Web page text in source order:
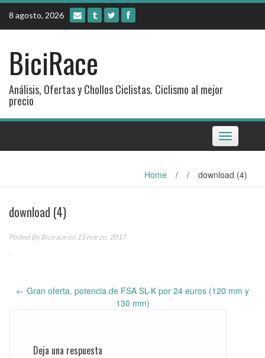
Skip
content
8 agosto, 2026
BiciRace
Análisis, Ofertas y Chollos Ciclistas. Ciclismo al mejor
precio
Toggle
navigation
Home / / download (4)
download (4)
Posted ByBiciraceon 15 marzo, 2017
navigation
← Gran oferta, potencia de FSA SL-K por 24 euros (120 mm y
130 mm)
Deja una respuesta